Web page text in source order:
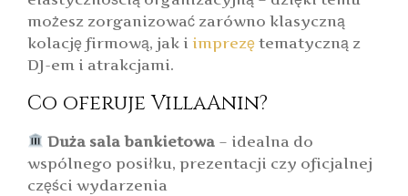
możesz zorganizować zarówno klasyczną
kolację firmową, jak i imprezę tematyczną z
DJ-em i atrakcjami.
Co oferuje VillaAnin?
Duża sala bankietowa – idealna do
wspólnego posiłku, prezentacji czy oficjalnej
części wydarzenia